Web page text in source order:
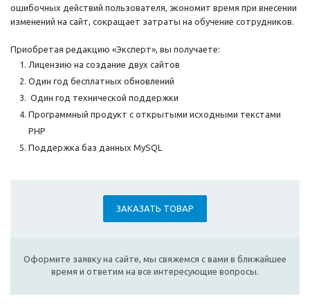
ошибочных действий пользователя, экономит время при внесении
изменений на сайт, сокращает затраты на обучение сотрудников.
Приобретая редакцию «Эксперт», вы получаете:
Лицензию на создание двух сайтов
Один год бесплатных обновлений
Один год технической поддержки
Программный продукт с открытыми исходными текстами
PHP
Поддержка баз данных MySQL
ЗАКАЗАТЬ ТОВАР
Оформите заявку на сайте, мы свяжемся с вами в ближайшее
время и ответим на все интересующие вопросы.